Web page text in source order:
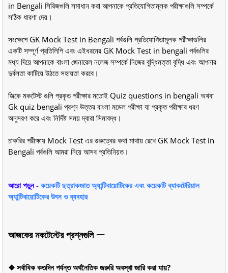
in Bengali সিরিজগুলি সমাধান করা আপনাকে প্রতিযোগিতামূলক পরীক্ষাগুলি সম্পর্কে
সঠিক ধারণা দেয়।
সংক্ষেপে GK Mock Test in Bengali পর্বগুলি প্রতিযোগিতামূলক পরীক্ষাগুলির
একটি সম্পূর্ণ প্রতিলিপি এবং এইধরনের GK Mock Test in bengali পর্বগুলির
মধ্য দিয়ে আপনাকে বাংলা জেনারেল নলেজ সম্পর্কে নিজের বুদ্ধিমত্তা বৃদ্ধি এবং আপনার
দুর্বলতা কাটিয়ে উঠতে সহায়তা করবে।
জিকে মকটেস্ট গুলি প্রকৃত পরীক্ষার মতোই Quiz questions in bengali অথবা
Gk quiz bengali প্রশ্ন উত্তর বাংলা মডেল পরীক্ষা যা প্রকৃত পরীক্ষার ধরণ
অনুসরণ করে এবং নির্দিষ্ট সময় দ্বারা সিমাবদ্ধ।
চাকরির পরীক্ষায় Mock Test এর গুরুত্বের কথা মাথায় রেখে GK Mock Test in
Bengali পর্বগুলি আমরা নিয়ে আসব প্রতিনিয়ত।
আরো পড়ুন - কয়েকটি ছত্রাকজাত অ্যান্টিবায়োটিকের এবং কয়েকটি ব্যাকটেরিয়াল
অ্যান্টিবায়োটিকের উৎস ও ব্যবহার
আজকের মকটেস্টের প্রশ্নগুলি ᅳ
❖ সর্বাধিক কতদিন পর্যন্ত অর্থনৈতিক জরুরি অবস্থা জারি করা যায়?